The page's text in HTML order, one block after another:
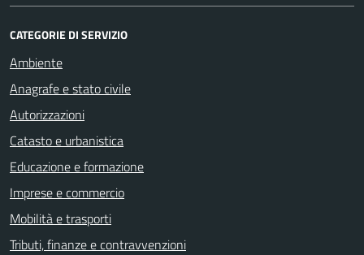
CATEGORIE DI SERVIZIO
Ambiente
Anagrafe e stato civile
Autorizzazioni
Catasto e urbanistica
Educazione e formazione
Imprese e commercio
Mobilità e trasporti
Tributi, finanze e contravvenzioni